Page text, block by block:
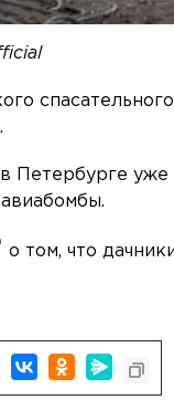
Петербурге
о том, что